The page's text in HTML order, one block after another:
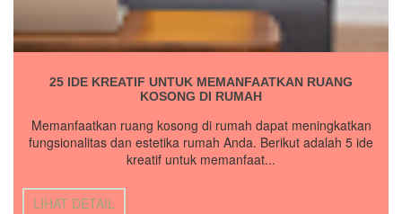
25 IDE KREATIF UNTUK MEMANFAATKAN RUANG
KOSONG DI RUMAH
Memanfaatkan ruang kosong di rumah dapat meningkatkan
fungsionalitas dan estetika rumah Anda. Berikut adalah 5 ide
kreatif untuk memanfaat...
LIHAT DETAIL